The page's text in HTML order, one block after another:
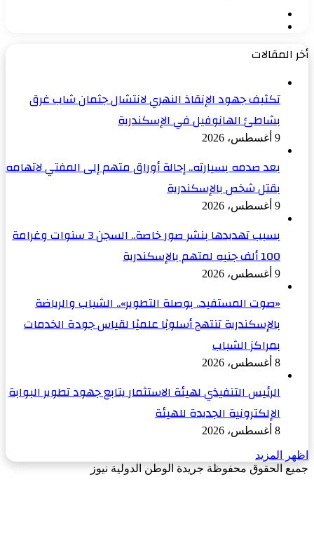
أخر المقالات
تكثيف جهود الإنقاذ النهري لانتشال جثمان شاب غرق
بشاطئ الهانوفيل في الإسكندرية
9 أغسطس، 2026
بعد صدمه بسيارته.. إحالة أوراق متهم إلى المفتي لاتهامه
بقتل شخص بالإسكندرية
9 أغسطس، 2026
بسبب تهديدها بنشر صور خاصة.. السجن 3 سنوات وغرامة
100 ألف جنيه لمتهم بالإسكندرية
9 أغسطس، 2026
«صوت المستفيد.. بوصلة التطوير».. الشباب والرياضة
بالإسكندرية تنتهج أسلوبًا علميًا لقياس جودة الخدمات
بمراكز الشباب
8 أغسطس، 2026
الرئيس التنفيذي لهيئة الاستثمار يتابع جهود تطوير البوابة
الإلكترونية الجديدة للهيئة
8 أغسطس، 2026
اظهر المزيد
جميع الحقوق محفوظة جريدة الوطن الدولية نيوز